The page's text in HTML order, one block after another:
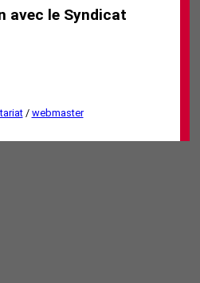
avec le Syndicat
/ webmaster